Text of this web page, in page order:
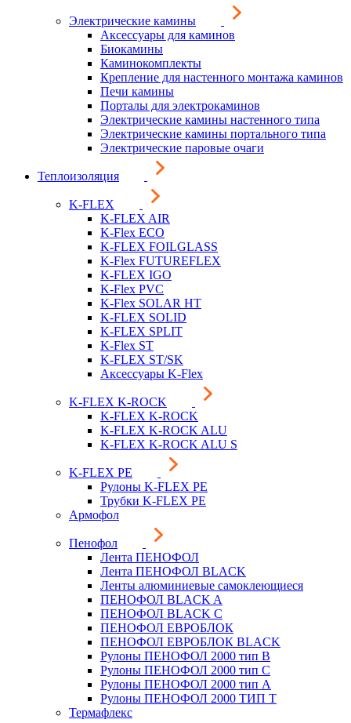
Электрические камины
Аксессуары для каминов
Биокамины
Каминокомплекты
Крепление для настенного монтажа каминов
Печи камины
Порталы для электрокаминов
Электрические камины настенного типа
Электрические камины портального типа
Электрические паровые очаги
Теплоизоляция
K-FLEX
K-FLEX AIR
K-Flex ECO
K-FLEX FOILGLASS
K-Flex FUTUREFLEX
K-FLEX IGO
K-Flex PVC
K-Flex SOLAR HT
K-FLEX SOLID
K-FLEX SPLIT
K-Flex ST
K-FLEX ST/SK
Аксессуары K-Flex
K-FLEX K-ROCK
K-FLEX K-ROCK
K-FLEX K-ROCK ALU
K-FLEX K-ROCK ALU S
K-FLEX PE
Рулоны K-FLEX PE
Трубки K-FLEX PE
Армофол
Пенофол
Лента ПЕНОФОЛ
Лента ПЕНОФОЛ BLACK
Ленты алюминиевые самоклеющиеся
ПЕНОФОЛ BLACK A
ПЕНОФОЛ BLACK С
ПЕНОФОЛ ЕВРОБЛОК
ПЕНОФОЛ ЕВРОБЛОК BLACK
Рулоны ПЕНОФОЛ 2000 тип B
Рулоны ПЕНОФОЛ 2000 тип C
Рулоны ПЕНОФОЛ 2000 тип А
Рулоны ПЕНОФОЛ 2000 ТИП Т
Термафлекс